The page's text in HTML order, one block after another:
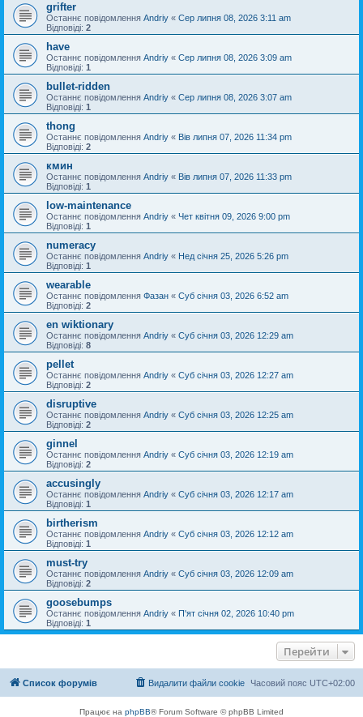
grifter
Останнє повідомлення Andriy « Сер липня 08, 2026 3:11 am
Відповіді: 2
have
Останнє повідомлення Andriy « Сер липня 08, 2026 3:09 am
Відповіді: 1
bullet-ridden
Останнє повідомлення Andriy « Сер липня 08, 2026 3:07 am
Відповіді: 1
thong
Останнє повідомлення Andriy « Вів липня 07, 2026 11:34 pm
Відповіді: 2
кмин
Останнє повідомлення Andriy « Вів липня 07, 2026 11:33 pm
Відповіді: 1
low-maintenance
Останнє повідомлення Andriy « Чет квітня 09, 2026 9:00 pm
Відповіді: 1
numeracy
Останнє повідомлення Andriy « Нед січня 25, 2026 5:26 pm
Відповіді: 1
wearable
Останнє повідомлення Фазан « Суб січня 03, 2026 6:52 am
Відповіді: 2
en wiktionary
Останнє повідомлення Andriy « Суб січня 03, 2026 12:29 am
Відповіді: 8
pellet
Останнє повідомлення Andriy « Суб січня 03, 2026 12:27 am
Відповіді: 2
disruptive
Останнє повідомлення Andriy « Суб січня 03, 2026 12:25 am
Відповіді: 2
ginnel
Останнє повідомлення Andriy « Суб січня 03, 2026 12:19 am
Відповіді: 2
accusingly
Останнє повідомлення Andriy « Суб січня 03, 2026 12:17 am
Відповіді: 1
birtherism
Останнє повідомлення Andriy « Суб січня 03, 2026 12:12 am
Відповіді: 1
must-try
Останнє повідомлення Andriy « Суб січня 03, 2026 12:09 am
Відповіді: 2
goosebumps
Останнє повідомлення Andriy « П'ят січня 02, 2026 10:40 pm
Відповіді: 1
Перейти
Список форумів Часовий пояс UTC+02:00
Видалити файли cookie
Працює на phpBB® Forum Software © phpBB Limited